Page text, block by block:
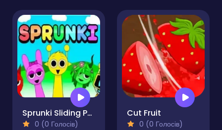
Sprunki Sliding Puzzle
0 (0 Голосів)
Cut Fruit
0 (0 Голосів)